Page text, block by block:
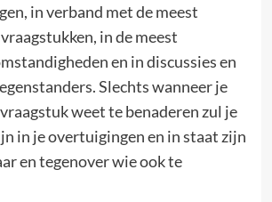
in verband met de meest
in de meest
en in discussies en
Slechts wanneer je
weet te benaderen zul je
in je overtuigingen en in staat zijn
en tegenover wie ook te